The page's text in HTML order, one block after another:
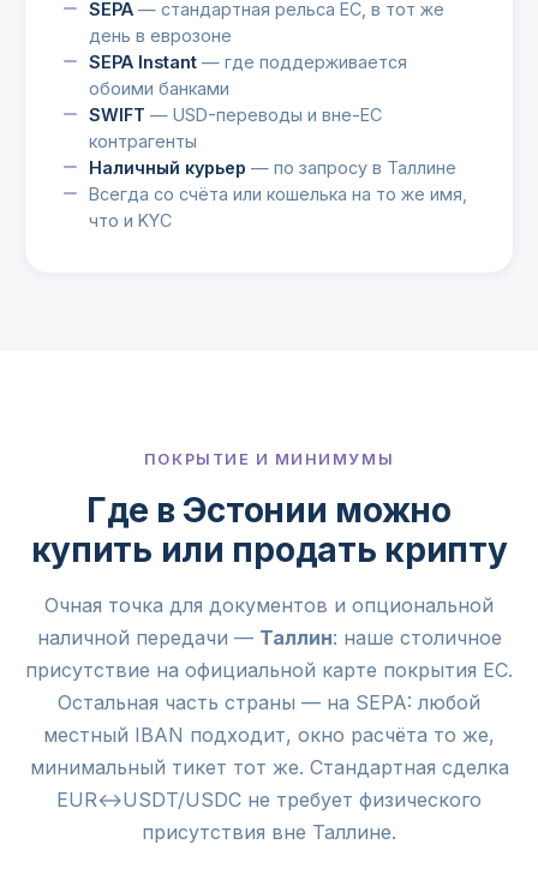
SEPA— стандартная рельса ЕС, в тот же
день в еврозоне
SEPA Instant— где поддерживается
обоими банками
SWIFT — USD-переводы и вне-ЕС
контрагенты
Наличный курьер — по запросу в Таллине
Всегда со счёта или кошелька на то же имя,
что и KYC
ПОКРЫТИЕ И МИНИМУМЫ
Где в Эстонии можно
купить или продать крипту
Очная точка для документов и опциональной
наличной передачи — Таллин: наше столичное
присутствие на официальной карте покрытия ЕС.
Остальная часть страны — на SEPA: любой
местный IBAN подходит, окно расчёта то же,
минимальный тикет тот же. Стандартная сделка
EUR↔USDT/USDC не требует физического
присутствия вне Таллине.